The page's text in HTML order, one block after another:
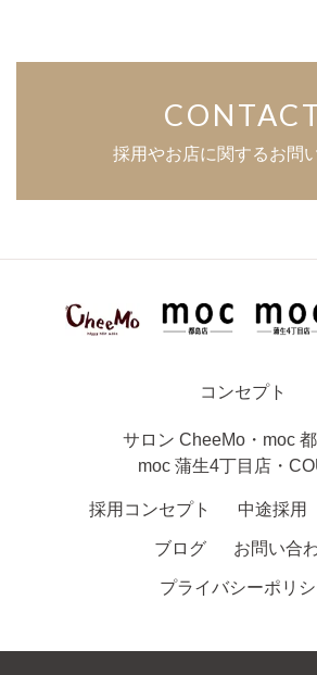
採用やお店に関するお問
コンセプト
サロン CheeMo ・ moc
moc 蒲生4丁目店 ・
採用コンセプト 中途採用
ブログ お問い合
プライバシーポリ